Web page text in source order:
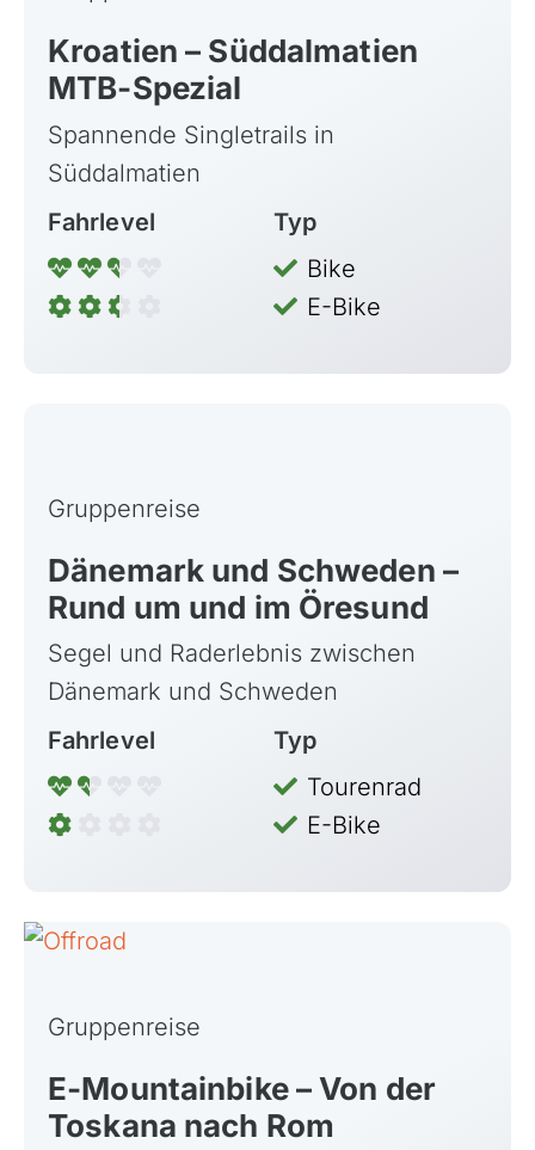
Kroatien – Süddalmatien
MTB-Spezial
Spannende Singletrails in
Süddalmatien
Fahrlevel
Typ
Bike
E-Bike
Gruppenreise
Dänemark und Schweden –
Rund um und im Öresund
Segel und Raderlebnis zwischen
Dänemark und Schweden
Fahrlevel
Typ
Tourenrad
E-Bike
Gruppenreise
E-Mountainbike – Von der
Toskana nach Rom